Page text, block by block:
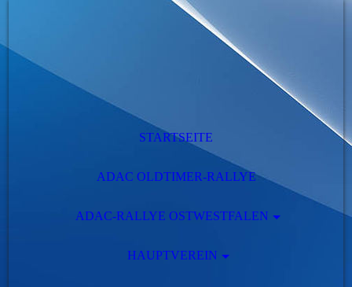
STARTSEITE
ADAC OLDTIMER-RALLYE
ADAC-RALLYE OSTWESTFALEN
HAUPTVEREIN